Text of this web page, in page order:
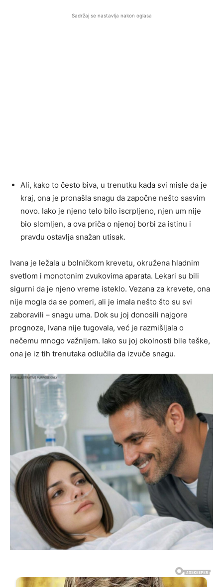
Sadržaj se nastavlja nakon oglasa
Ali, kako to često biva, u trenutku kada svi misle da je
kraj, ona je pronašla snagu da započne nešto sasvim
novo. Iako je njeno telo bilo iscrpljeno, njen um nije
bio slomljen, a ova priča o njenoj borbi za istinu i
pravdu ostavlja snažan utisak.
Ivana je ležala u bolničkom krevetu, okružena hladnim
svetlom i monotonim zvukovima aparata. Lekari su bili
sigurni da je njeno vreme isteklo. Vezana za krevete, ona
nije mogla da se pomeri, ali je imala nešto što su svi
zaboravili – snagu uma. Dok su joj donosili najgore
prognoze, Ivana nije tugovala, već je razmišljala o
nečemu mnogo važnijem. Iako su joj okolnosti bile teške,
ona je iz tih trenutaka odlučila da izvuče snagu.